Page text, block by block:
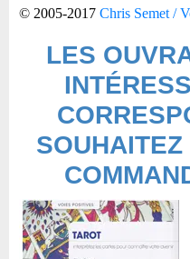
© 2005-2017 Chris Semet /
LES